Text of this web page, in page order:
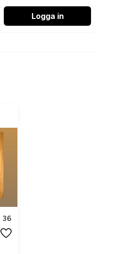
Logga in
36